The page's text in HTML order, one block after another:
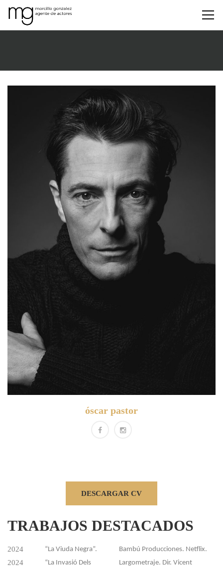
óscar pastor
DESCARGAR CV
TRABAJOS DESTACADOS
2024 “La Viuda Negra”. Bambú Producciones. Netflix.
2024
“La Invasió Dels
Largometraje. Dir. Vicent